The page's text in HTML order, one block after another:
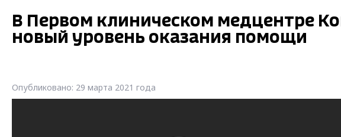
В Первом клиническом медцентре
новый уровень оказания помощи
Опубликовано: 29 марта 2021 года